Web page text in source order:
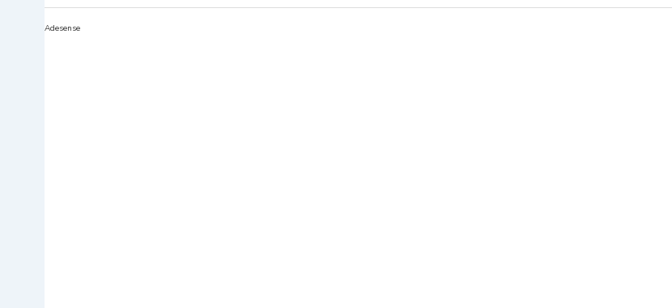
Adesense